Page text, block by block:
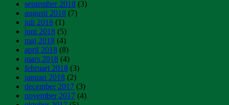
september 2018 (3)
augusti 2018 (7)
juli 2018 (1)
juni 2018 (5)
maj 2018 (4)
april 2018 (8)
mars 2018 (4)
februari 2018 (3)
januari 2018 (2)
december 2017 (3)
november 2017 (4)